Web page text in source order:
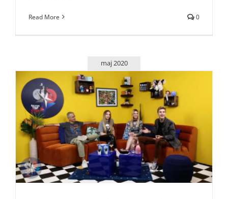
Read More 0
maj 2020
Anna u novoj epizodi Balkan Top Stara pričala o Janku!
Zvezde